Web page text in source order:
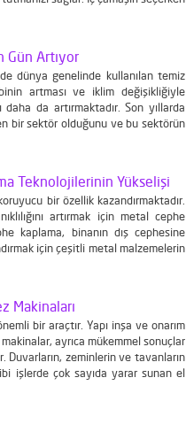
Gün Artıyor
dünya genelinde kullanılan temiz
artması ve iklim değişikliğiyle
da artırmaktadır. Son yıllarda
bir sektör olduğunu ve bu sektörün
Teknolojilerinin Yükselişi
bir özellik kazandırmaktadır.
artırmak için metal cephe
kaplama, binanın dış cephesine
için çeşitli metal malzemelerin
Makinaları
bir araçtır. Yapı inşa ve onarım
ayrıca mükemmel sonuçlar
Duvarların, zeminlerin ve tavanların
işlerde çok sayıda yarar sunan el